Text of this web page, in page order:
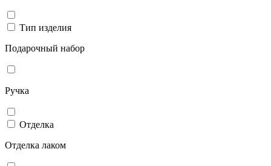
Тип изделия
Подарочный набор
Ручка
Отделка
Отделка лаком